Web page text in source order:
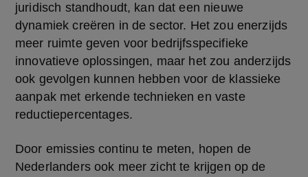
juridisch standhoudt, kan dat een nieuwe
dynamiek creëren in de sector. Het zou enerzijds
meer ruimte geven voor bedrijfsspecifieke
innovatieve oplossingen, maar het zou anderzijds
ook gevolgen kunnen hebben voor de klassieke
aanpak met erkende technieken en vaste
reductiepercentages.
Door emissies continu te meten, hopen de
Nederlanders ook meer zicht te krijgen op de